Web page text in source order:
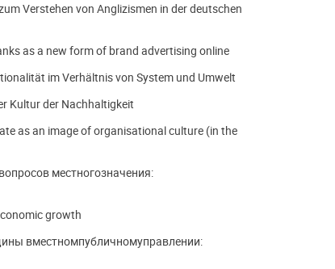
Verstehen von Anglizismen in der deutschen
as a new form of brand advertising online
im Verhältnis von System und Umwelt
Kultur der Nachhaltigkeit
as an image of organisational culture (in the
местногозначения:
growth
вместномпубличномуправлении: